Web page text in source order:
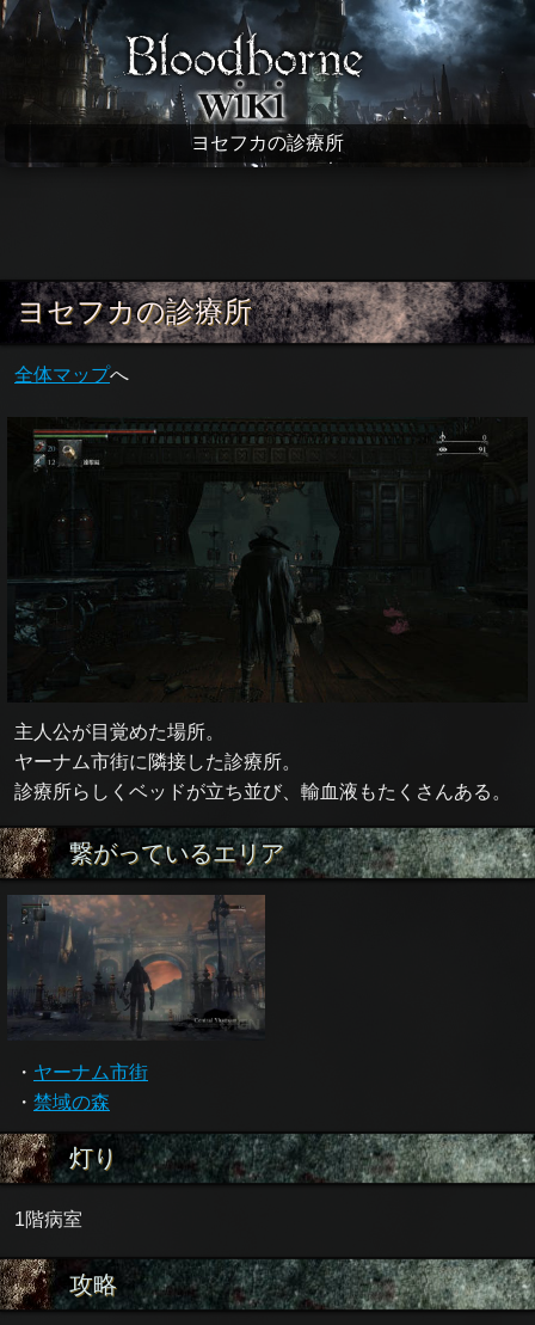
Bloodborne wiki
ヨセフカの診療所
ヨセフカの診療所
全体マップへ
主人公が目覚めた場所。
ヤーナム市街に隣接した診療所。
診療所らしくベッドが立ち並び、輸血液もたくさんある。
繋がっているエリア
・ ヤーナム市街
・ 禁域の森
灯り
1階病室
攻略